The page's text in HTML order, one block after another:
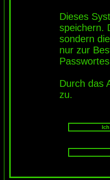
Dieses
speichern.
sondern
nur zur
Durch das
zu.